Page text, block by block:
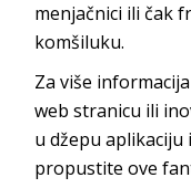
menjačnici ili čak
komšiluku.
Za više
web stranicu ili
u džepu
propustite ove